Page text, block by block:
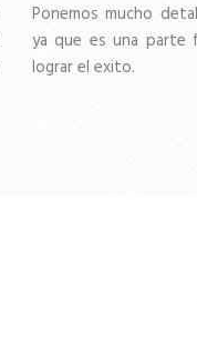
Ponemos mucho
ya que es una parte
lograr el exito.